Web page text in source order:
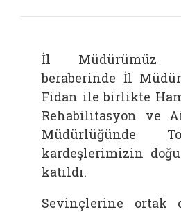
İl Müdürümüz
beraberinde İl
Fidan ile birlikte
Rehabilitasyon ve
Müdürlüğünde
kardeşlerimizin
katıldı.
Sevinçlerine ortak